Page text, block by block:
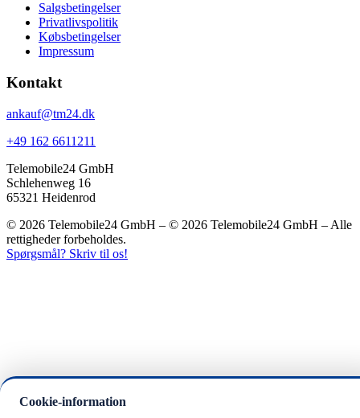
Salgsbetingelser
Privatlivspolitik
Købsbetingelser
Impressum
Kontakt
ankauf@tm24.dk
+49 162 6611211
Telemobile24 GmbH
Schlehenweg 16
65321 Heidenrod
© 2026 Telemobile24 GmbH – © 2026 Telemobile24 GmbH – Alle
rettigheder forbeholdes.
Spørgsmål? Skriv til os!
Cookie-information